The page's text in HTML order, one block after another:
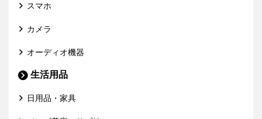
スマホ
カメラ
オーディオ機器
生活用品
日用品・家具